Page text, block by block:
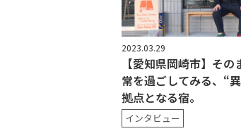
2023.03.29
【愛知県岡崎市】その
常を過ごしてみる、“
拠点となる宿。
インタビュー